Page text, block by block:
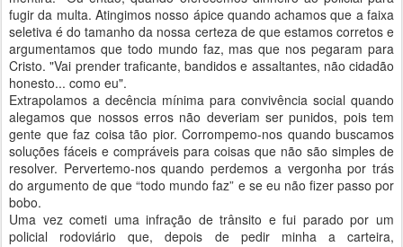
fugir da multa. Atingimos nosso ápice quando achamos que a faixa
seletiva é do tamanho da nossa certeza de que estamos corretos e
argumentamos que todo mundo faz, mas que nos pegaram para
Cristo. "Vai prender traficante, bandidos e assaltantes, não cidadão
honesto... como eu".
Extrapolamos a decência mínima para convivência social quando
alegamos que nossos erros não deveriam ser punidos, pois tem
gente que faz coisa tão pior. Corrompemo-nos quando buscamos
soluções fáceis e compráveis para coisas que não são simples de
resolver. Pervertemo-nos quando perdemos a vergonha por trás
do argumento de que “todo mundo faz” e se eu não fizer passo por
bobo.
Uma vez cometi uma infração de trânsito e fui parado por um
policial rodoviário que, depois de pedir minha a carteira,